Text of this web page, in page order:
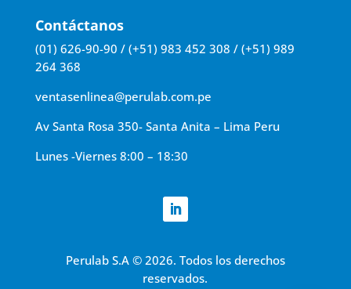
Contáctanos
(01) 626-90-90 / (+51) 983 452 308 / (+51) 989
264 368
ventasenlinea@perulab.com.pe
Av Santa Rosa 350- Santa Anita – Lima Peru
Lunes -Viernes 8:00 – 18:30
Perulab S.A ©2026. Todos los derechos
reservados.